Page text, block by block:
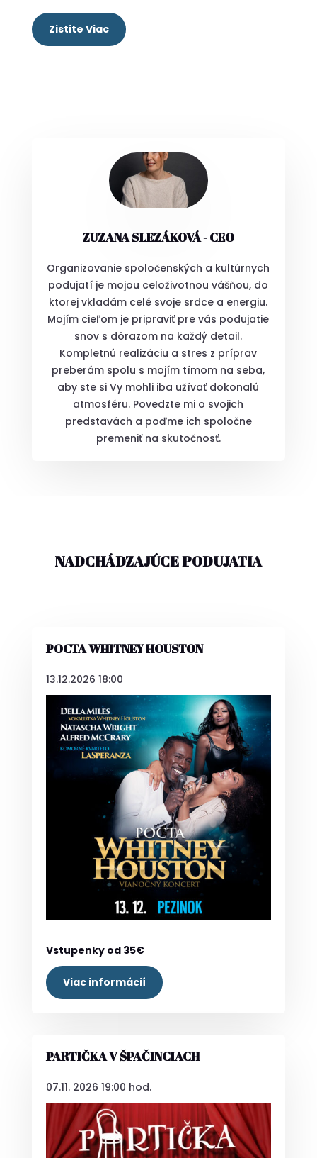
Zistite Viac
ZUZANA SLEZÁKOVÁ - CEO
Organizovanie spoločenských a kultúrnych
podujatí je mojou celoživotnou vášňou, do
ktorej vkladám celé svoje srdce a energiu.
Mojím cieľom je pripraviť pre vás podujatie
snov s dôrazom na každý detail.
Kompletnú realizáciu a stres z príprav
preberám spolu s mojím tímom na seba,
aby ste si Vy mohli iba užívať dokonalú
atmosféru. Povedzte mi o svojich
predstavách a poďme ich spoločne
premeniť na skutočnosť.
NADCHÁDZAJÚCE PODUJATIA
POCTA WHITNEY HOUSTON
13.12.2026 18:00
Vstupenky od 35€
Viac informácií
PARTIČKA V ŠPAČINCIACH
07.11. 2026 19:00 hod.